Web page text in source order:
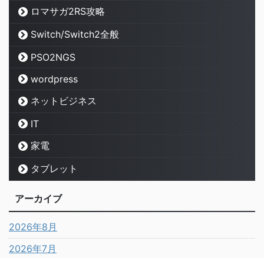
ロマサガ2RS攻略
Switch/Switch2全般
PSO2NGS
wordpress
ネットビジネス
IT
家電
タブレット
アーカイブ
2026年8月
2026年7月